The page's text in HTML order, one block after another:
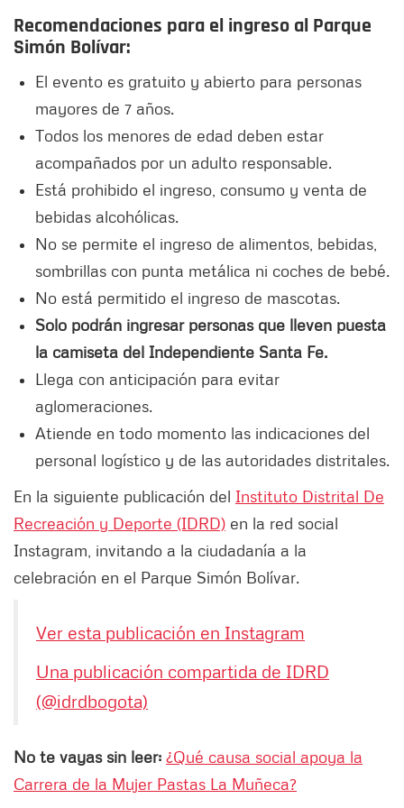
Recomendaciones para el ingreso al Parque
Simón Bolívar:
El evento es gratuito y abierto para personas
mayores de 7 años.
Todos los menores de edad deben estar
acompañados por un adulto responsable.
Está prohibido el ingreso, consumo y venta de
bebidas alcohólicas.
No se permite el ingreso de alimentos, bebidas,
sombrillas con punta metálica ni coches de bebé.
No está permitido el ingreso de mascotas.
Solo podrán ingresar personas que lleven puesta
la camiseta del Independiente Santa Fe.
Llega con anticipación para evitar
aglomeraciones.
Atiende en todo momento las indicaciones del
personal logístico y de las autoridades distritales.
En la siguiente publicación del Instituto Distrital De
Recreación y Deporte (IDRD) en la red social
Instagram, invitando a la ciudadanía a la
celebración en el Parque Simón Bolívar.
Ver esta publicación en Instagram
Una publicación compartida de IDRD
(@idrdbogota)
No te vayas sin leer: ¿Qué causa social apoya la
Carrera de la Mujer Pastas La Muñeca?